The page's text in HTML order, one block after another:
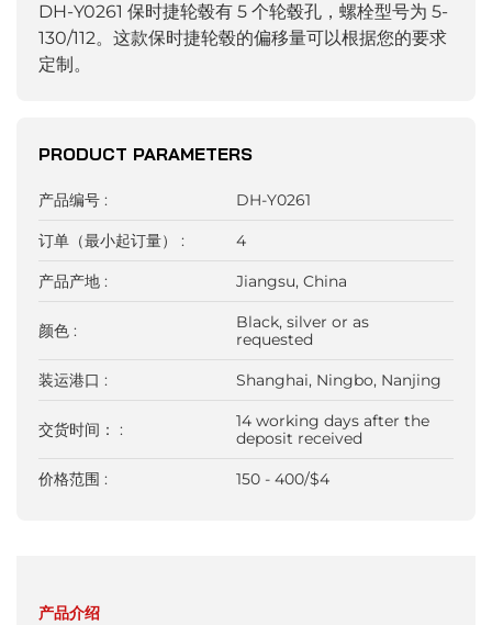
DH-Y0261 保时捷轮毂有 5 个轮毂孔，螺栓型号为 5-
130/112。这款保时捷轮毂的偏移量可以根据您的要求
定制。
PRODUCT PARAMETERS
产品编号 : DH-Y0261
订单（最小起订量） : 4
产品产地 : Jiangsu, China
颜色 :
Black, silver or as
requested
装运港口 : Shanghai, Ningbo, Nanjing
交货时间： :
14 working days after the
deposit received
价格范围 : 150 - 400/$4
产品介绍